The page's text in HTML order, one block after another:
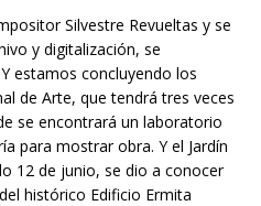
Silvestre Revueltas y se
y digitalización, se
estamos concluyendo los
de Arte, que tendrá tres veces
se encontrará un laboratorio
para mostrar obra. Y el Jardín
12 de junio, se dio a conocer
histórico Edificio Ermita